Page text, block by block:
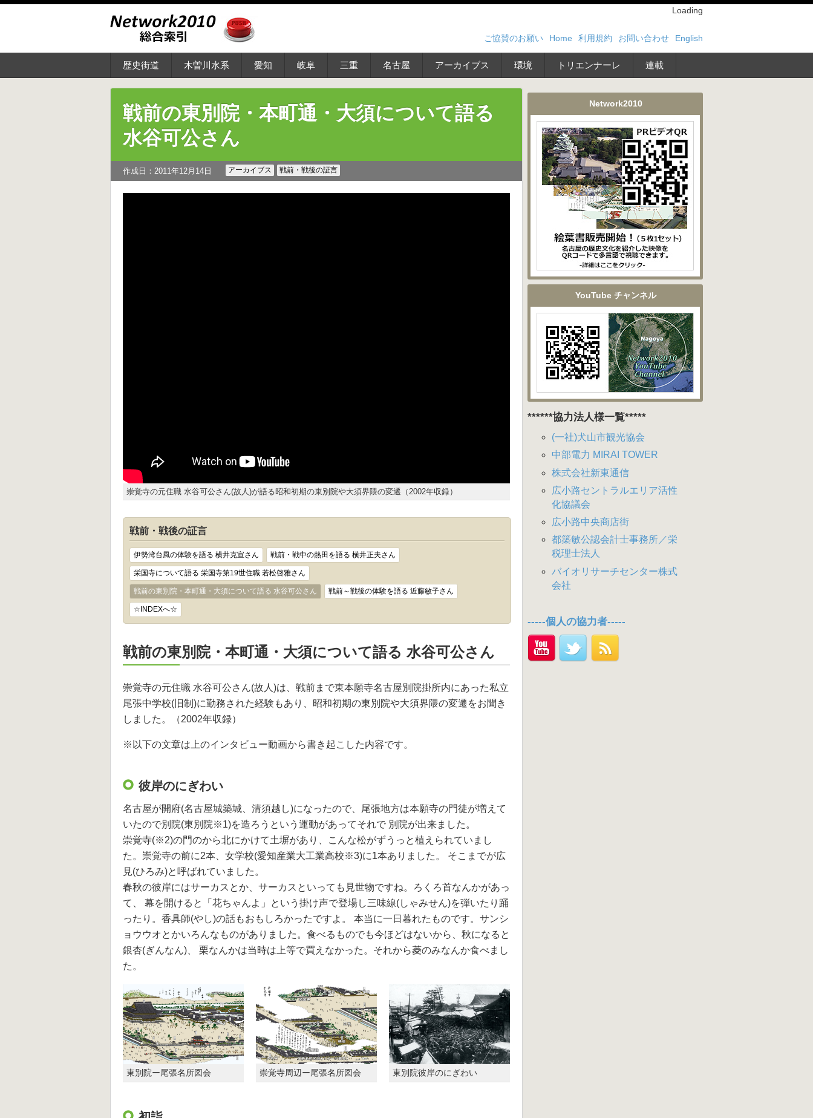
Loading
ご協賛のお願い Home 利用規約 お問い合わせ English
歴史街道 木曽川水系 愛知 岐阜 三重 名古屋 アーカイブス 環境 トリエンナーレ 連載
戦前の東別院・本町通・大須について語る
水谷可公さん
作成日：2011年12月14日 アーカイブス 戦前・戦後の証言
崇覚寺の元住職 水谷可公さん(故人)が語る昭和初期の東別院や大須界隈の変遷（2002年収録）
戦前・戦後の証言
伊勢湾台風の体験を語る 横井克宣さん 戦前・戦中の熱田を語る 横井正夫さん
栄国寺について語る 栄国寺第19世住職 若松啓雅さん
戦前の東別院・本町通・大須について語る 水谷可公さん 戦前～戦後の体験を語る 近藤敏子さん
☆INDEXへ☆
戦前の東別院・本町通・大須について語る 水谷可公さん
崇覚寺の元住職 水谷可公さん(故人)は、戦前まで東本願寺名古屋別院掛所内にあった私立
尾張中学校(旧制)に勤務された経験もあり、昭和初期の東別院や大須界隈の変遷をお聞き
しました。（2002年収録）
※以下の文章は上のインタビュー動画から書き起こした内容です。
彼岸のにぎわい
名古屋が開府(名古屋城築城、清須越し)になったので、尾張地方は本願寺の門徒が増えて
いたので別院(東別院※1)を造ろうという運動があってそれで 別院が出来ました。
崇覚寺(※2)の門のから北にかけて土塀があり、こんな松がずうっと植えられていまし
た。崇覚寺の前に2本、女学校(愛知産業大工業高校※3)に1本ありました。 そこまでが広
見(ひろみ)と呼ばれていました。
春秋の彼岸にはサーカスとか、サーカスといっても見世物ですね。ろくろ首なんかがあっ
て、 幕を開けると「花ちゃんよ」という掛け声で登場し三味線(しゃみせん)を弾いたり踊
ったり。香具師(やし)の話もおもしろかったですよ。 本当に一日暮れたものです。サンシ
ョウウオとかいろんなものがありました。食べるものでも今ほどはないから、秋になると
銀杏(ぎんなん)、 栗なんかは当時は上等で買えなかった。それから菱のみなんか食べまし
た。
東別院ー尾張名所図会 崇覚寺周辺ー尾張名所図会 東別院彼岸のにぎわい
Network2010
YouTube チャンネル
******協力法人様一覧*****
(一社)犬山市観光協会
中部電力 MIRAI TOWER
株式会社新東通信
広小路セントラルエリア活性
化協議会
広小路中央商店街
都築敏公認会計士事務所／栄
税理士法人
バイオリサーチセンター株式
会社
-----個人の協力者-----